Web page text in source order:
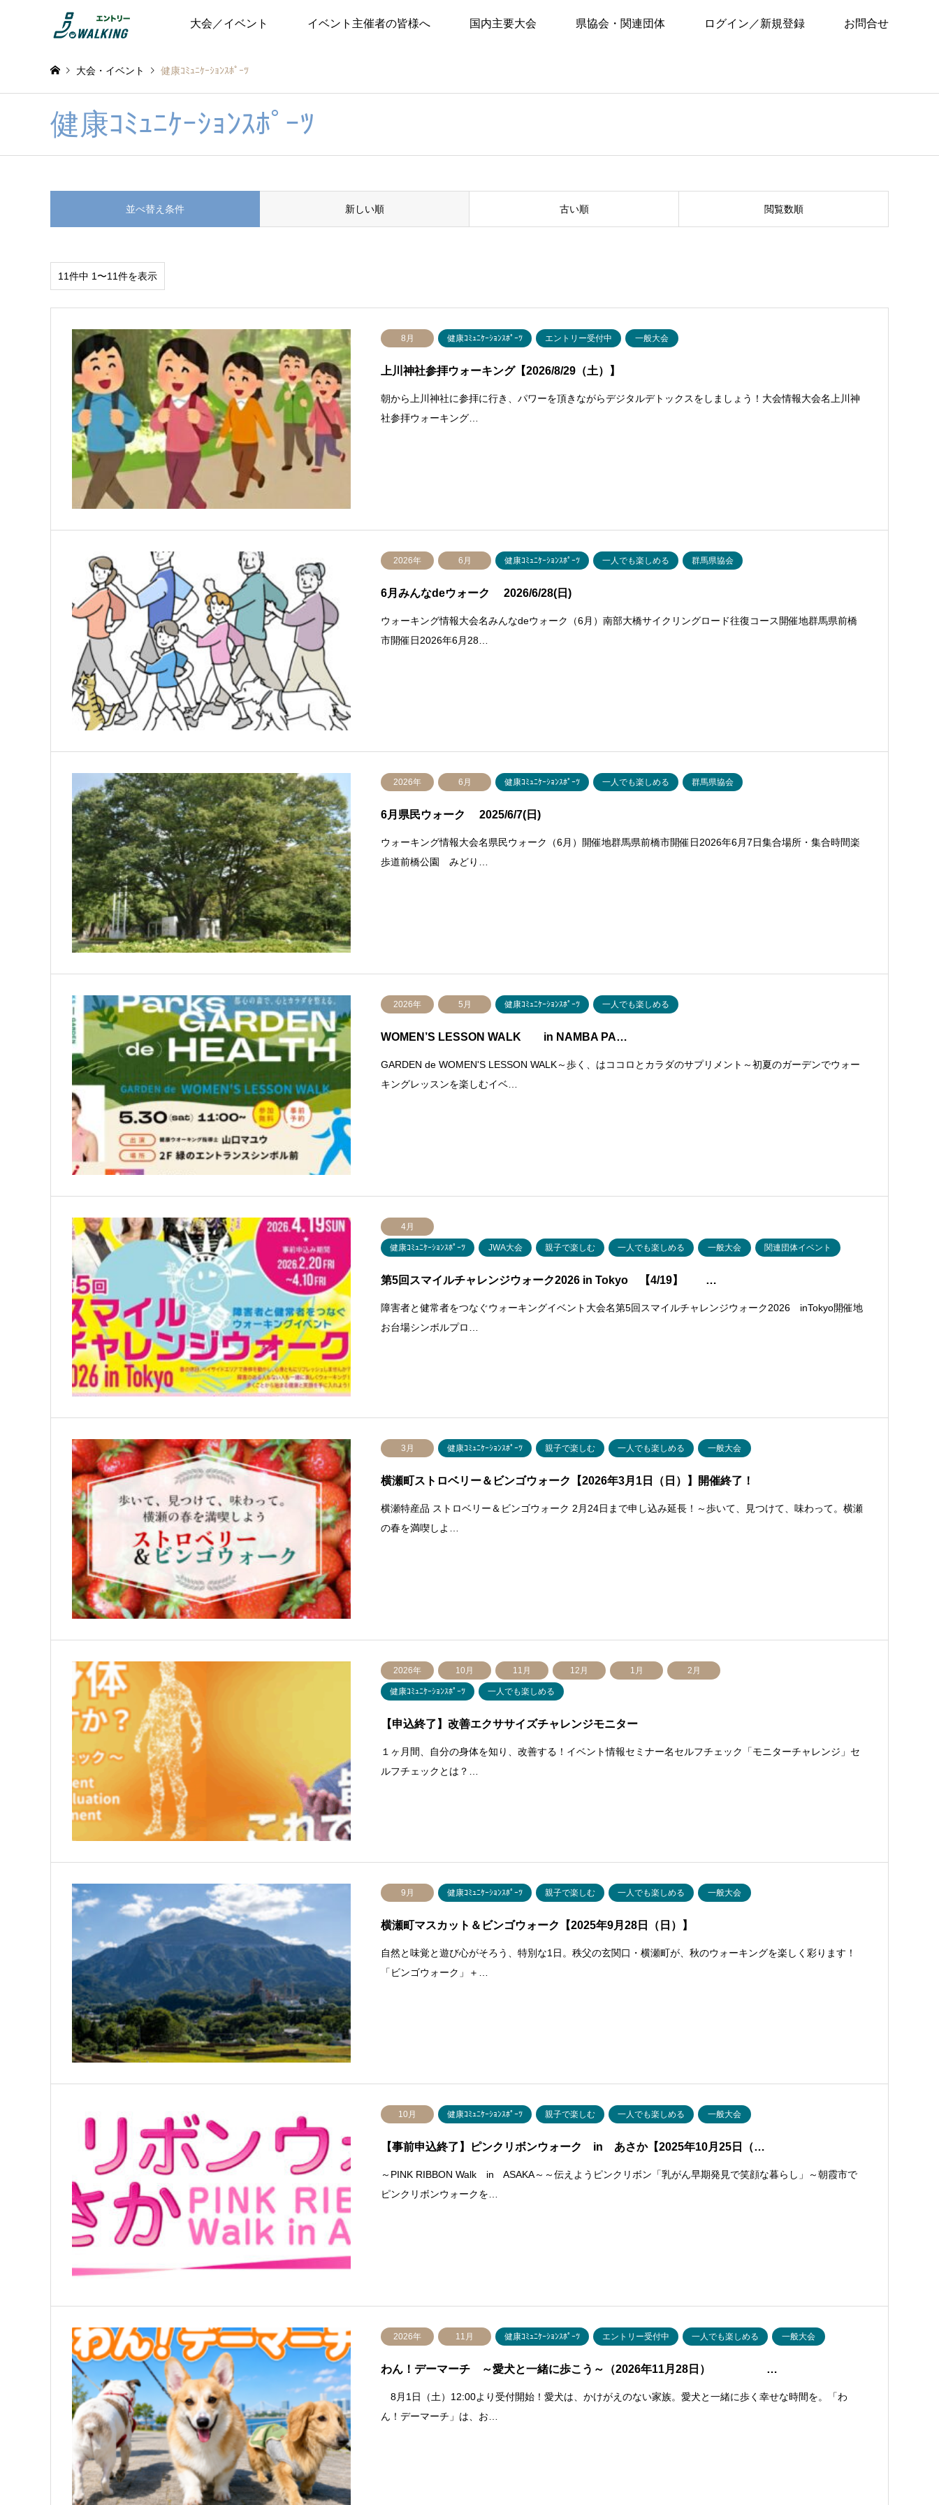
大会／イベント イベント主催者の皆様へ 国内主要大会 県協会・関連団体 ログイン／新規登録 お問合せ
大会・イベント 健康ｺﾐｭﾆｹｰｼｮﾝｽﾎﾟｰﾂ
健康ｺﾐｭﾆｹｰｼｮﾝｽﾎﾟｰﾂ
並べ替え条件 新しい順 古い順 閲覧数順
11件中 1〜11件を表示
8月 健康ｺﾐｭﾆｹｰｼｮﾝｽﾎﾟｰﾂ エントリー受付中 一般大会
上川神社参拝ウォーキング【2026/8/29（土）】
朝から上川神社に参拝に行き、パワーを頂きながらデジタルデトックスをしましょう！大会情報大会名上川神
社参拝ウォーキング…
2026年 6月 健康ｺﾐｭﾆｹｰｼｮﾝｽﾎﾟｰﾂ 一人でも楽しめる 群馬県協会
6月みんなdeウォーク 2026/6/28(日)
ウォーキング情報大会名みんなdeウォーク（6月）南部大橋サイクリングロード往復コース開催地群馬県前橋
市開催日2026年6月28…
2026年 6月 健康ｺﾐｭﾆｹｰｼｮﾝｽﾎﾟｰﾂ 一人でも楽しめる 群馬県協会
6月県民ウォーク 2025/6/7(日)
ウォーキング情報大会名県民ウォーク（6月）開催地群馬県前橋市開催日2026年6月7日集合場所・集合時間楽
歩道前橋公園 みどり…
2026年 5月 健康ｺﾐｭﾆｹｰｼｮﾝｽﾎﾟｰﾂ 一人でも楽しめる
WOMEN’S LESSON WALK in NAMBA PA…
GARDEN de WOMEN'S LESSON WALK～歩く、はココロとカラダのサプリメント～初夏のガーデンでウォー
キングレッスンを楽しむイベ…
4月
健康ｺﾐｭﾆｹｰｼｮﾝｽﾎﾟｰﾂ JWA大会 親子で楽しむ 一人でも楽しめる 一般大会 関連団体イベント
第5回スマイルチャレンジウォーク2026 in Tokyo 【4/19】 …
障害者と健常者をつなぐウォーキングイベント大会名第5回スマイルチャレンジウォーク2026 inTokyo開催地
お台場シンボルプロ…
3月 健康ｺﾐｭﾆｹｰｼｮﾝｽﾎﾟｰﾂ 親子で楽しむ 一人でも楽しめる 一般大会
横瀬町ストロベリー＆ビンゴウォーク【2026年3月1日（日）】開催終了！
横瀬特産品 ストロベリー＆ビンゴウォーク 2月24日まで申し込み延長！～歩いて、見つけて、味わって。横瀬
の春を満喫しよ…
2026年 10月 11月 12月 1月 2月
健康ｺﾐｭﾆｹｰｼｮﾝｽﾎﾟｰﾂ 一人でも楽しめる
【申込終了】改善エクササイズチャレンジモニター
１ヶ月間、自分の身体を知り、改善する！イベント情報セミナー名セルフチェック「モニターチャレンジ」セ
ルフチェックとは？…
9月 健康ｺﾐｭﾆｹｰｼｮﾝｽﾎﾟｰﾂ 親子で楽しむ 一人でも楽しめる 一般大会
横瀬町マスカット＆ビンゴウォーク【2025年9月28日（日）】
自然と味覚と遊び心がそろう、特別な1日。秩父の玄関口・横瀬町が、秋のウォーキングを楽しく彩ります！
「ビンゴウォーク」＋…
10月 健康ｺﾐｭﾆｹｰｼｮﾝｽﾎﾟｰﾂ 親子で楽しむ 一人でも楽しめる 一般大会
【事前申込終了】ピンクリボンウォーク in あさか【2025年10月25日（…
～PINK RIBBON Walk in ASAKA～～伝えようピンクリボン「乳がん早期発見で笑顔な暮らし」～朝霞市で
ピンクリボンウォークを…
2026年 11月 健康ｺﾐｭﾆｹｰｼｮﾝｽﾎﾟｰﾂ エントリー受付中 一人でも楽しめる 一般大会
わん！デーマーチ ～愛犬と一緒に歩こう～（2026年11月28日） …
8月1日（土）12:00より受付開始！愛犬は、かけがえのない家族。愛犬と一緒に歩く幸せな時間を。「わ
ん！デーマーチ」は、お…